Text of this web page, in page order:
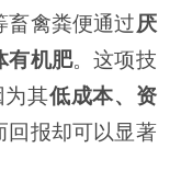
畜禽粪便通过厌
有机肥。这项技
其低成本、资
回报却可以显著